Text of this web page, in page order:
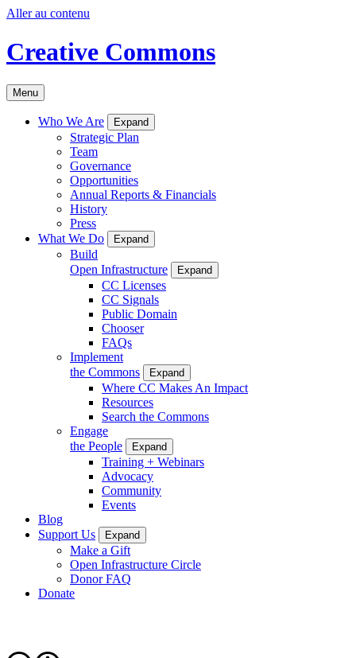
Aller au contenu
Creative Commons
Menu
Who We Are Expand
Strategic Plan
Team
Governance
Opportunities
Annual Reports & Financials
History
Press
What We Do
Expand
Build
Open Infrastructure
Expand
CC Licenses
CC Signals
Public Domain
Chooser
FAQs
Implement
the Commons
Expand
Where CC Makes An Impact
Resources
Search the Commons
Engage
the People
Expand
Training + Webinars
Advocacy
Community
Events
Blog
Support Us
Expand
Make a Gift
Open Infrastructure Circle
Donor FAQ
Donate